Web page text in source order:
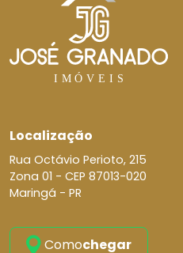
Localização
Rua Octávio Perioto, 215
Zona 01 - CEP 87013-020
Maringá - PR
Comochegar